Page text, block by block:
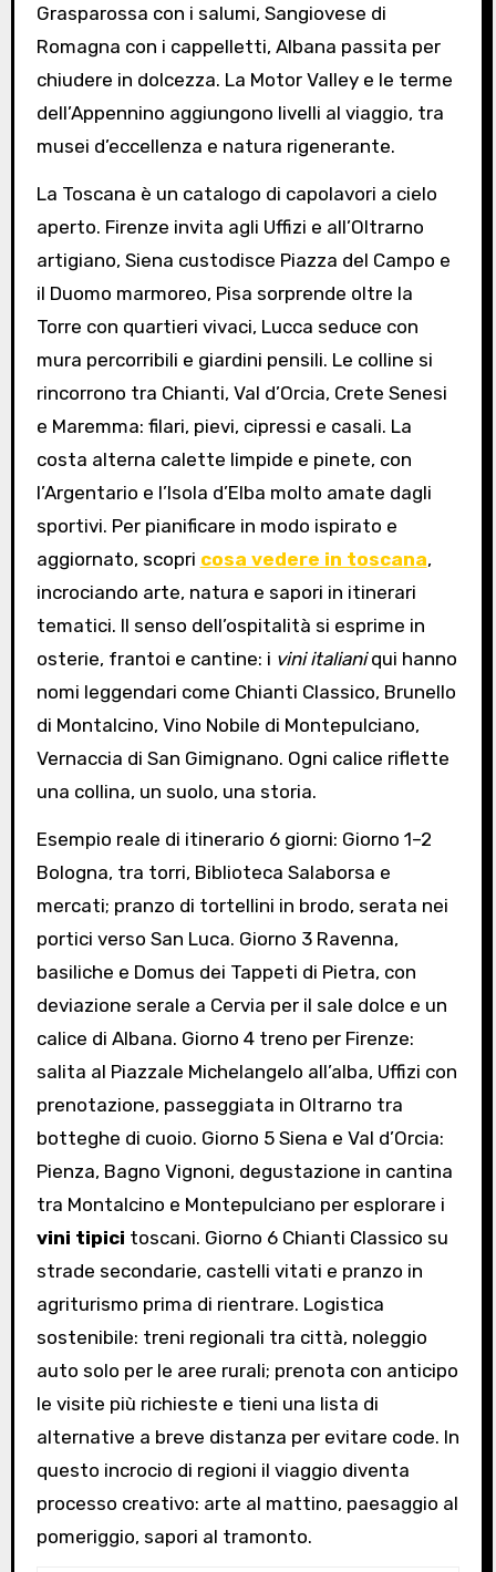
Grasparossa con i salumi, Sangiovese di
Romagna con i cappelletti, Albana passita per
chiudere in dolcezza. La Motor Valley e le terme
dell’Appennino aggiungono livelli al viaggio, tra
musei d’eccellenza e natura rigenerante.
La Toscana è un catalogo di capolavori a cielo
aperto. Firenze invita agli Uffizi e all’Oltrarno
artigiano, Siena custodisce Piazza del Campo e
il Duomo marmoreo, Pisa sorprende oltre la
Torre con quartieri vivaci, Lucca seduce con
mura percorribili e giardini pensili. Le colline si
rincorrono tra Chianti, Val d’Orcia, Crete Senesi
e Maremma: filari, pievi, cipressi e casali. La
costa alterna calette limpide e pinete, con
l’Argentario e l’Isola d’Elba molto amate dagli
sportivi. Per pianificare in modo ispirato e
aggiornato, scopri cosa vedere in toscana,
incrociando arte, natura e sapori in itinerari
tematici. Il senso dell’ospitalità si esprime in
osterie, frantoi e cantine: i vini italianiqui hanno
nomi leggendari come Chianti Classico, Brunello
di Montalcino, Vino Nobile di Montepulciano,
Vernaccia di San Gimignano. Ogni calice riflette
una collina, un suolo, una storia.
Esempio reale di itinerario 6 giorni: Giorno 1–2
Bologna, tra torri, Biblioteca Salaborsa e
mercati; pranzo di tortellini in brodo, serata nei
portici verso San Luca. Giorno 3 Ravenna,
basiliche e Domus dei Tappeti di Pietra, con
deviazione serale a Cervia per il sale dolce e un
calice di Albana. Giorno 4 treno per Firenze:
salita al Piazzale Michelangelo all’alba, Uffizi con
prenotazione, passeggiata in Oltrarno tra
botteghe di cuoio. Giorno 5 Siena e Val d’Orcia:
Pienza, Bagno Vignoni, degustazione in cantina
tra Montalcino e Montepulciano per esplorare i
vini tipici toscani. Giorno 6 Chianti Classico su
strade secondarie, castelli vitati e pranzo in
agriturismo prima di rientrare. Logistica
sostenibile: treni regionali tra città, noleggio
auto solo per le aree rurali; prenota con anticipo
le visite più richieste e tieni una lista di
alternative a breve distanza per evitare code. In
questo incrocio di regioni il viaggio diventa
processo creativo: arte al mattino, paesaggio al
pomeriggio, sapori al tramonto.